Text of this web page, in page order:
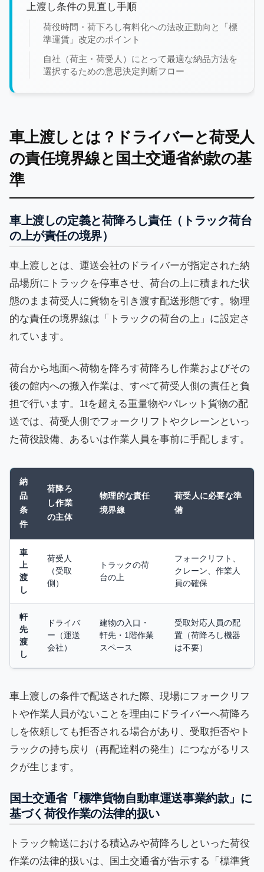
上渡し条件の見直し手順
荷役時間・荷下ろし有料化への法改正動向と「標
準運賃」改定のポイント
自社（荷主・荷受人）にとって最適な納品方法を
選択するための意思決定判断フロー
車上渡しとは？ドライバーと荷受人
の責任境界線と国土交通省約款の基
準
車上渡しの定義と荷降ろし責任（トラック荷台
の上が責任の境界）
車上渡しとは、運送会社のドライバーが指定された納
品場所にトラックを停車させ、荷台の上に積まれた状
態のまま荷受人に貨物を引き渡す配送形態です。物理
的な責任の境界線は「トラックの荷台の上」に設定さ
れています。
荷台から地面へ荷物を降ろす荷降ろし作業およびその
後の館内への搬入作業は、すべて荷受人側の責任と負
担で行います。1tを超える重量物やパレット貨物の配
送では、荷受人側でフォークリフトやクレーンといっ
た荷役設備、あるいは作業人員を事前に手配します。
納
品
条
件
荷降ろ
し作業
の主体
物理的な責任
境界線
荷受人に必要な準
備
車
上
渡
し
荷受人
（受取
側）
トラックの荷
台の上
フォークリフト、
クレーン、作業人
員の確保
軒
先
渡
し
ドライバ
ー（運送
会社）
建物の入口・
軒先・1階作業
スペース
受取対応人員の配
置（荷降ろし機器
は不要）
車上渡しの条件で配送された際、現場にフォークリフ
トや作業人員がないことを理由にドライバーへ荷降ろ
しを依頼しても拒否される場合があり、受取拒否やト
ラックの持ち戻り（再配達料の発生）につながるリス
クが生じます。
国土交通省「標準貨物自動車運送事業約款」に
基づく荷役作業の法律的扱い
トラック輸送における積込みや荷降ろしといった荷役
作業の法律的扱いは、国土交通省が告示する「標準貨